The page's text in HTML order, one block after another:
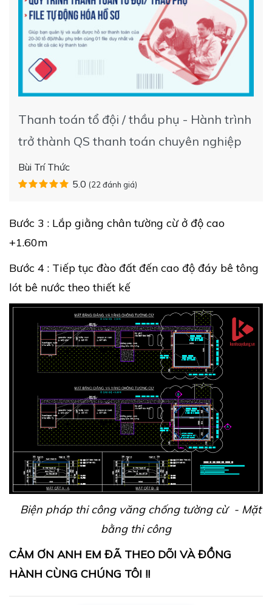
Thanh toán tổ đội / thầu phụ - Hành trình
trở thành QS thanh toán chuyên nghiệp
Bùi Trí Thức
5.0 (22 đánh giá)
Bước 3 : Lắp giằng chân tường cừ ở độ cao
+1.60m
Bước 4 : Tiếp tục đào đất đến cao độ đáy bê tông
lót bê nước theo thiết kế
Biện pháp thi công văng chống tường cừ - Mặt
bằng thi công
CẢM ƠN ANH EM ĐÃ THEO DÕI VÀ ĐỒNG
HÀNH CÙNG CHÚNG TÔI !!